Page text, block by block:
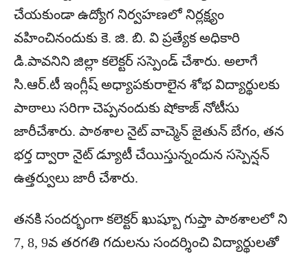
చేయకుండా ఉద్యోగ నిర్వహణలో నిర్లక్ష్యం
వహించినందుకు కె. జి. బి. వి ప్రత్యేక అధికారి
డి.పావనిని జిల్లా కలెక్టర్ సస్పెండ్ చేశారు. అలాగే
సి.ఆర్.టీ ఇంగ్లీష్ అధ్యాపకురాలైన శోభ విద్యార్థులకు
పాఠాలు సరిగా చెప్పనందుకు షోకాజ్ నోటీసు
జారీచేశారు. పాఠశాల నైట్ వాచ్మెన్ జైతున్ బేగం, తన
భర్త ద్వారా నైట్ డ్యూటీ చేయిస్తున్నందున సస్పెన్షన్
ఉత్తర్వులు జారీ చేశారు.
తనకి సందర్భంగా కలెక్టర్ ఖుష్బూ గుప్తా పాఠశాలలో ని
7, 8, 9వ తరగతి గదులను సందర్శించి విద్యార్థులతో